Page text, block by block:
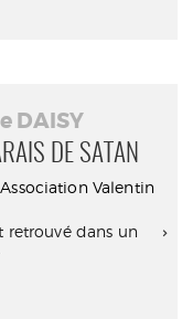
DAISY
DE SATAN
Valentin
retrouvé dans un